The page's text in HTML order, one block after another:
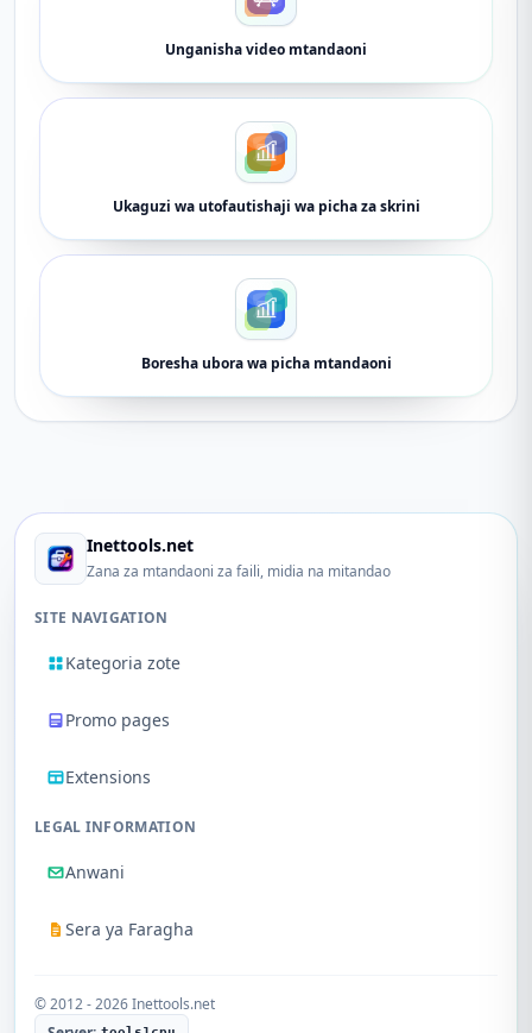
Unganisha video mtandaoni
Ukaguzi wa utofautishaji wa picha za skrini
Boresha ubora wa picha mtandaoni
Inettools.net
Zana za mtandaoni za faili, midia na mitandao
SITE NAVIGATION
Kategoria zote
Promo pages
Extensions
LEGAL INFORMATION
Anwani
Sera ya Faragha
© 2012 - 2026 Inettools.net